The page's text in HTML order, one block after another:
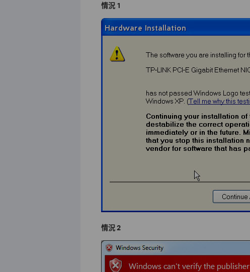
情況 1
情況2